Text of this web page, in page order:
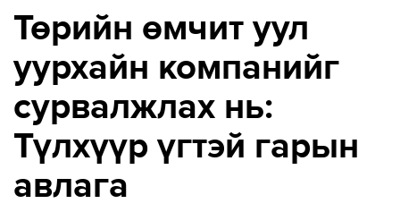
Төрийн өмчит уул
уурхайн компанийг
сурвалжлах нь:
Түлхүүр үгтэй гарын
авлага